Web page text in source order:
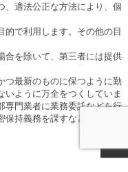
、適法公正な方法により、個
的で利用します。その他の目
合を除いて、第三者には提供
つ最新のものに保つように勤
いように万全をつくしていま
専門業者に業務委託などを行
持義務を課すなど個人デー